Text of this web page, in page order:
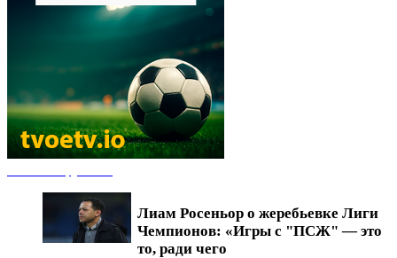
Лиам Росеньор о жеребьевке Лиги
Чемпионов: «Игры с "ПСЖ" — это
то, ради чего